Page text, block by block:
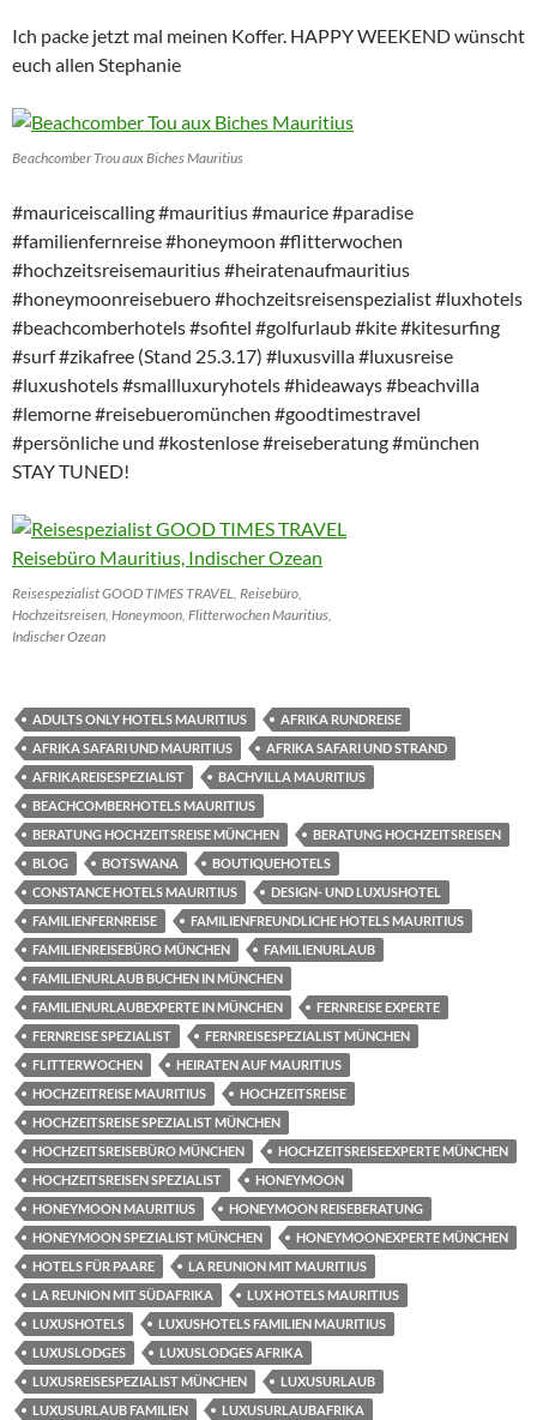
Ich packe jetzt mal meinen Koffer. HAPPY WEEKEND wünscht
euch allen Stephanie
Beachcomber Trou aux Biches Mauritius
#mauriceiscalling #mauritius #maurice #paradise
#familienfernreise #honeymoon #flitterwochen
#hochzeitsreisemauritius #heiratenaufmauritius
#honeymoonreisebuero #hochzeitsreisenspezialist #luxhotels
#beachcomberhotels #sofitel #golfurlaub #kite #kitesurfing
#surf #zikafree (Stand 25.3.17) #luxusvilla #luxusreise
#luxushotels #smallluxuryhotels #hideaways #beachvilla
#lemorne #reisebueromünchen #goodtimestravel
#persönliche und #kostenlose #reiseberatung #münchen
STAY TUNED!
Reisespezialist GOOD TIMES TRAVEL, Reisebüro,
Hochzeitsreisen, Honeymoon, Flitterwochen Mauritius,
Indischer Ozean
ADULTS ONLY HOTELS MAURITIUS
AFRIKA RUNDREISE
AFRIKA SAFARI UND MAURITIUS
AFRIKA SAFARI UND STRAND
AFRIKAREISESPEZIALIST
BACHVILLA MAURITIUS
BEACHCOMBERHOTELS MAURITIUS
BERATUNG HOCHZEITSREISE MÜNCHEN
BERATUNG HOCHZEITSREISEN
BLOG
BOTSWANA
BOUTIQUEHOTELS
CONSTANCE HOTELS MAURITIUS
DESIGN- UND LUXUSHOTEL
FAMILIENFERNREISE
FAMILIENFREUNDLICHE HOTELS MAURITIUS
FAMILIENREISEBÜRO MÜNCHEN
FAMILIENURLAUB
FAMILIENURLAUB BUCHEN IN MÜNCHEN
FAMILIENURLAUBEXPERTE IN MÜNCHEN
FERNREISE EXPERTE
FERNREISE SPEZIALIST
FERNREISESPEZIALIST MÜNCHEN
FLITTERWOCHEN
HEIRATEN AUF MAURITIUS
HOCHZEITREISE MAURITIUS
HOCHZEITSREISE
HOCHZEITSREISE SPEZIALIST MÜNCHEN
HOCHZEITSREISEBÜRO MÜNCHEN
HOCHZEITSREISEEXPERTE MÜNCHEN
HOCHZEITSREISEN SPEZIALIST
HONEYMOON
HONEYMOON MAURITIUS
HONEYMOON REISEBERATUNG
HONEYMOON SPEZIALIST MÜNCHEN
HONEYMOONEXPERTE MÜNCHEN
HOTELS FÜR PAARE
LA REUNION MIT MAURITIUS
LA REUNION MIT SÜDAFRIKA
LUX HOTELS MAURITIUS
LUXUSHOTELS
LUXUSHOTELS FAMILIEN MAURITIUS
LUXUSLODGES
LUXUSLODGES AFRIKA
LUXUSREISESPEZIALIST MÜNCHEN
LUXUSURLAUB
LUXUSURLAUB FAMILIEN
LUXUSURLAUBAFRIKA